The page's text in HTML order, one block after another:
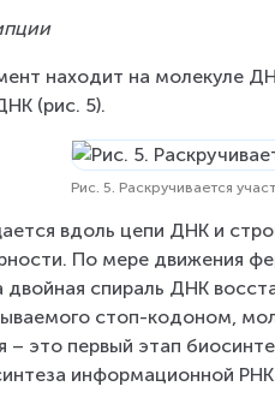
на­хо­дит на молекуле
(рис. 5).
Рис. 5. Раскручивается
вдоль цепи ДНК и
По мере дви­же­ния
спираль ДНК
стоп-ко­до­ном,
– это пер­вый этап
ин­фор­ма­ци­он­ной